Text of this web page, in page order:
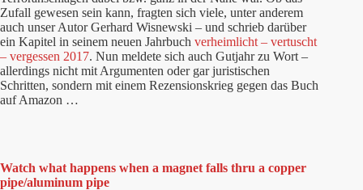
Zufall gewesen sein kann, fragten sich viele, unter anderem
auch unser Autor Gerhard Wisnewski – und schrieb darüber
ein Kapitel in seinem neuen Jahrbuch verheimlicht – vertuscht
– vergessen 2017. Nun meldete sich auch Gutjahr zu Wort –
allerdings nicht mit Argumenten oder gar juristischen
Schritten, sondern mit einem Rezensionskrieg gegen das Buch
auf Amazon …
Watch what happens when a magnet falls thru a copper
pipe/aluminum pipe